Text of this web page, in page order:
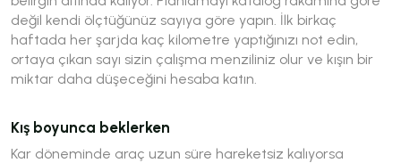
değil kendi ölçtüğünüz sayıya göre yapın. İlk birkaç
haftada her şarjda kaç kilometre yaptığınızı not edin,
ortaya çıkan sayı sizin çalışma menziliniz olur ve kışın bir
miktar daha düşeceğini hesaba katın.
Kış boyunca beklerken
Kar döneminde araç uzun süre hareketsiz kalıyorsa